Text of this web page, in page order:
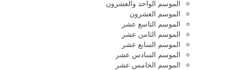
الموسم الواحد والعشرون
الموسم العشرون
الموسم التاسع عشر
الموسم الثامن عشر
الموسم السابع عشر
الموسم السادس عشر
الموسم الخامس عشر